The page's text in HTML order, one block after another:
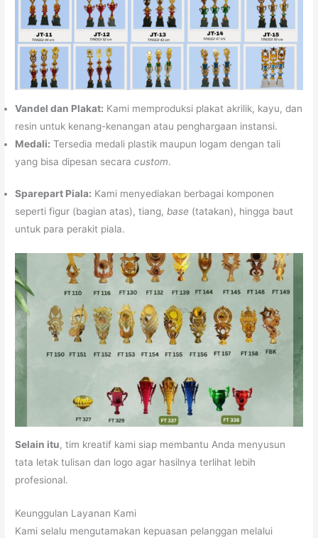
Vandel dan Plakat: Kami memproduksi plakat akrilik, kayu, dan
resin untuk kenang-kenangan atau penghargaan instansi.
Medali: Tersedia medali plastik maupun logam dengan tali
yang bisa dipesan secaracustom.
Sparepart Piala: Kami menyediakan berbagai komponen
seperti figur (bagian atas), tiang,base (tatakan), hingga baut
untuk para perakit piala.
Selain itu, tim kreatif kami siap membantu Anda menyusun
tata letak tulisan dan logo agar hasilnya terlihat lebih
profesional.
Keunggulan Layanan Kami
Kami selalu mengutamakan kepuasan pelanggan melalui